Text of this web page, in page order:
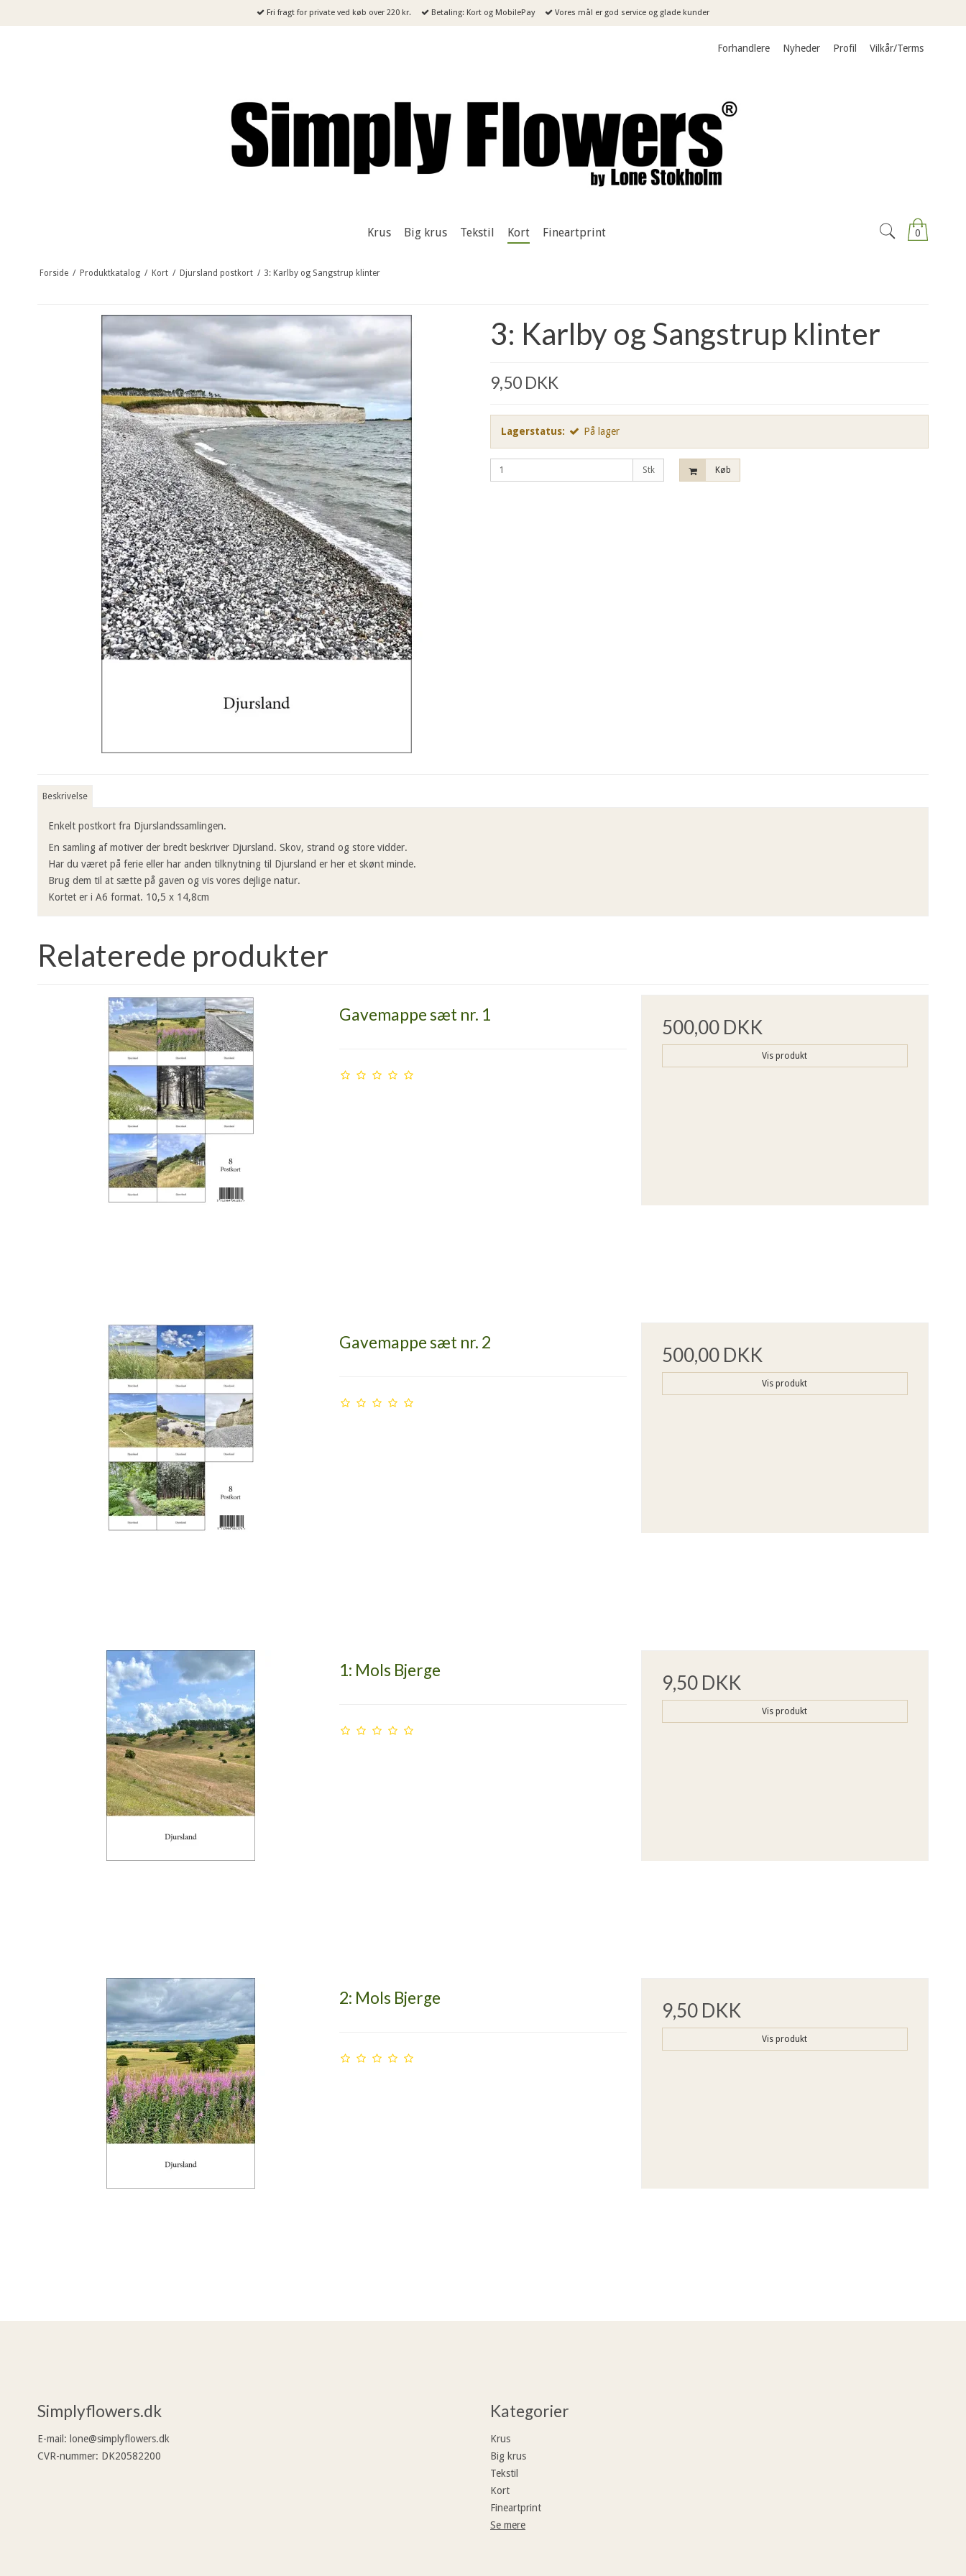
Fri fragt for private ved køb over 220 kr. Betaling: Kort og MobilePay Vores mål er god service og glade kunder
Forhandlere Nyheder Profil Vilkår/Terms
0
Krus Big krus Tekstil Kort Fineartprint
Forside / Produktkatalog / Kort / Djursland postkort / 3: Karlby og Sangstrup klinter
3: Karlby og Sangstrup klinter
9,50 DKK
Lagerstatus: På lager
Stk Køb
Beskrivelse
Enkelt postkort fra Djurslandssamlingen.
En samling af motiver der bredt beskriver Djursland. Skov, strand og store vidder.
Har du været på ferie eller har anden tilknytning til Djursland er her et skønt minde.
Brug dem til at sætte på gaven og vis vores dejlige natur.
Kortet er i A6 format. 10,5 x 14,8cm
Relaterede produkter
Gavemappe sæt nr. 1
500,00 DKK
Vis produkt
Gavemappe sæt nr. 2
500,00 DKK
Vis produkt
1: Mols Bjerge
9,50 DKK
Vis produkt
2: Mols Bjerge
9,50 DKK
Vis produkt
Simplyflowers.dk
E-mail : lone@simplyflowers.dk
CVR-nummer: DK20582200
Kategorier
Krus
Big krus
Tekstil
Kort
Fineartprint
Se mere